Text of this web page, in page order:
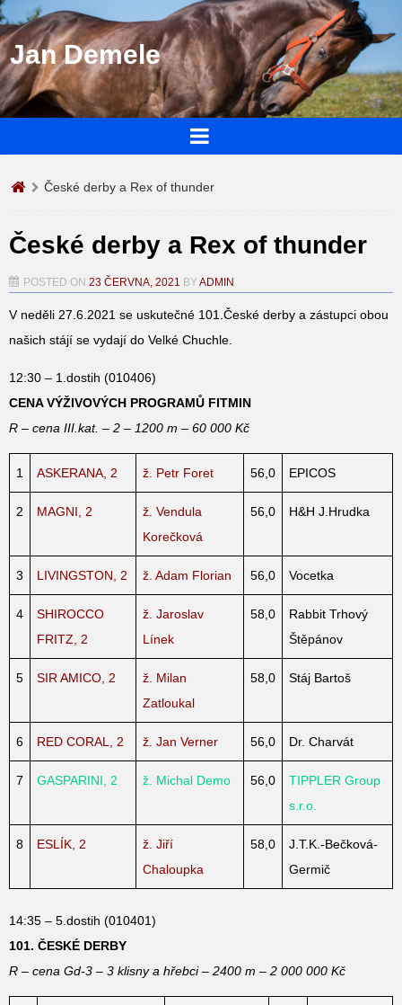
Jan Demele
České derby a Rex of thunder
České derby a Rex of thunder
POSTED ON 23 ČERVNA, 2021 BYADMIN
V neděli 27.6.2021 se uskutečné 101.České derby a zástupci obou
našich stájí se vydají do Velké Chuchle.
12:30 – 1.dostih (010406)
CENA VÝŽIVOVÝCH PROGRAMŮ FITMIN
R – cena III.kat. – 2 – 1200 m – 60 000 Kč
1 ASKERANA, 2 ž. Petr Foret 56,0 EPICOS
2 MAGNI, 2
ž. Vendula
Korečková
56,0 H&H J.Hrudka
3 LIVINGSTON, 2 ž. Adam Florian 56,0 Vocetka
4
SHIROCCO
FRITZ, 2
ž. Jaroslav
Línek
58,0
Rabbit Trhový
Štěpánov
5 SIR AMICO, 2
ž. Milan
Zatloukal
58,0 Stáj Bartoš
6 RED CORAL, 2 ž. Jan Verner 56,0 Dr. Charvát
7 GASPARINI, 2 ž. Michal Demo 56,0
TIPPLER Group
s.r.o.
8 ESLÍK, 2
ž. Jiří
Chaloupka
58,0
J.T.K.-Bečková-
Germič
14:35 – 5.dostih (010401)
101. ČESKÉ DERBY
R – cena Gd-3 – 3 klisny a hřebci – 2400 m – 2 000 000 Kč